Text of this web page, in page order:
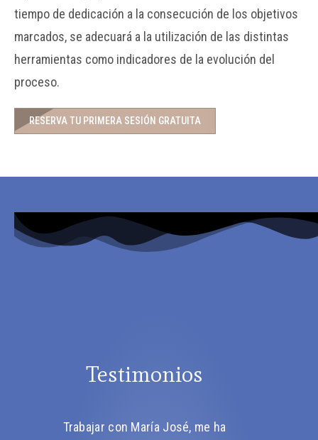
tiempo de dedicación a la consecución de los objetivos
marcados, se adecuará a la utilización de las distintas
herramientas como indicadores de la evolución del
proceso.
RESERVA TU PRIMERA SESIÓN GRATUITA
Testimonios
Trabajar con María José, me ha